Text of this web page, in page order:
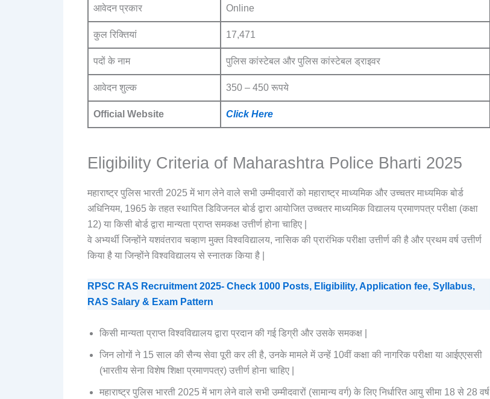
आवेदन प्रकार Online
कुल रिक्तियां 17,471
पदों के नाम पुलिस कांस्टेबल और पुलिस कांस्टेबल ड्राइवर
आवेदन शुल्क 350 – 450 रूपये
Official Website Click Here
Eligibility Criteria of Maharashtra Police Bharti 2025
महाराष्ट्र पुलिस भारती 2025 में भाग लेने वाले सभी उम्मीदवारों को महाराष्ट्र माध्यमिक और उच्चतर माध्यमिक बोर्ड
अधिनियम, 1965 के तहत स्थापित डिविजनल बोर्ड द्वारा आयोजित उच्चतर माध्यमिक विद्यालय प्रमाणपत्र परीक्षा (कक्षा
12) या किसी बोर्ड द्वारा मान्यता प्राप्त समकक्ष उत्तीर्ण होना चाहिए |
वे अभ्यर्थी जिन्होंने यशवंतराव चव्हाण मुक्त विश्वविद्यालय, नासिक की प्रारंभिक परीक्षा उत्तीर्ण की है और प्रथम वर्ष उत्तीर्ण
किया है या जिन्होंने विश्वविद्यालय से स्नातक किया है |
RPSC RAS Recruitment 2025- Check 1000 Posts, Eligibility, Application fee, Syllabus,
RAS Salary & Exam Pattern
किसी मान्यता प्राप्त विश्वविद्यालय द्वारा प्रदान की गई डिग्री और उसके समकक्ष |
जिन लोगों ने 15 साल की सैन्य सेवा पूरी कर ली है, उनके मामले में उन्हें 10वीं कक्षा की नागरिक परीक्षा या आईएएससी
(भारतीय सेना विशेष शिक्षा प्रमाणपत्र) उत्तीर्ण होना चाहिए |
महाराष्ट्र पुलिस भारती 2025 में भाग लेने वाले सभी उम्मीदवारों (सामान्य वर्ग) के लिए निर्धारित आयु सीमा 18 से 28 वर्ष